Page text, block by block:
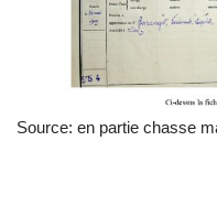
Source: en partie chasse